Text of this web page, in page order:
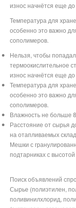
износ начнётся еще
Температура для
особенно это важно
сополимеров.
Нельзя, чтобы
термоокислительное
износ начнётся еще
Температура для
особенно это важно
сополимеров.
Влажность не больше
Расстояние от сырья
на отапливаемых
Мешки с
подтарниках с
Поиск объявлений
Сырье (полиэтилен,
поливинилхлорид,